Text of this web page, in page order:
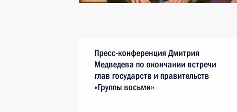
Пресс-конференция Дмитрия
Медведева по окончании встречи
глав государств и правительств
«Группы восьми»